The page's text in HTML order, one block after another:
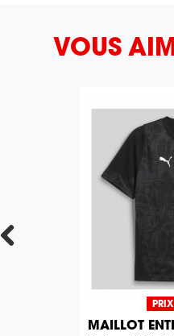
VOUS
PRIX
MAILLOT